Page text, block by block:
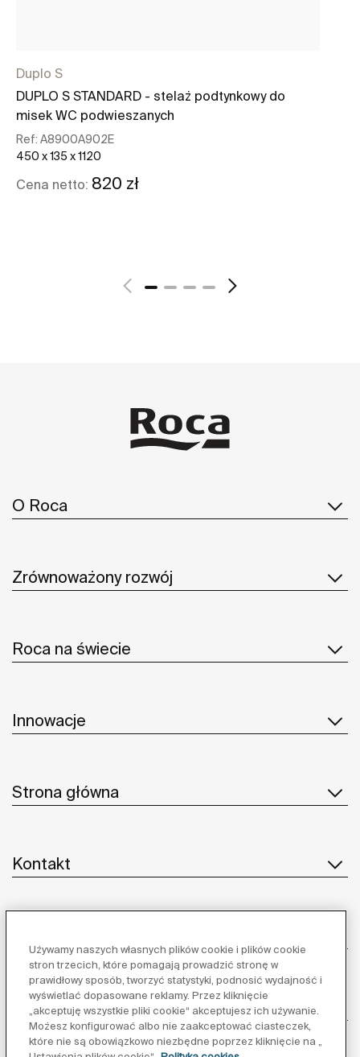
Duplo S
DUPLO S STANDARD - stelaż podtynkowy do
misek WC podwieszanych
Ref: A8900A902E
450 x 135 x 1120
Cena netto: 820 zł
O Roca
Zrównoważony rozwój
Roca na świecie
Innowacje
Strona główna
Kontakt
Dostawcy
Obserwuj nas:
Używamy naszych własnych plików cookie i plików cookie
stron trzecich, które pomagają prowadzić stronę w
prawidłowy sposób, tworzyć statystyki, podnosić wydajność i
wyświetlać dopasowane reklamy. Przez kliknięcie
„akceptuję wszystkie pliki cookie“ akceptujesz ich używanie.
Możesz konfigurować albo nie zaakceptować ciasteczek,
które nie są obowiązkowo niezbędne poprzez kliknięcie na „